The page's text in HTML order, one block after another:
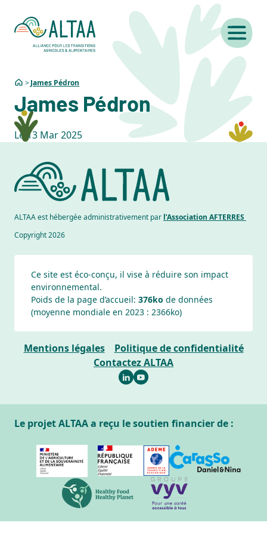
James Pédron
James Pédron
Le 13 Mar2025
ALTAA est hébergée administrativement par l’Association AFTERRES
Copyright 2026
Ce site est éco-conçu, il vise à réduire son impact
environnemental.
Poids de la page d’accueil: 376ko de données
(moyenne mondiale en 2023 : 2366ko)
Mentions légales
Politique de confidentialité
Contactez ALTAA
Le projet ALTAA a reçu le soutien financier de :